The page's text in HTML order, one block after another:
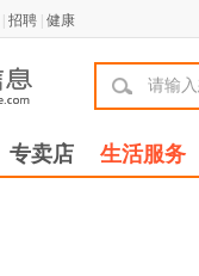
招聘 健康
专卖店 生活服务